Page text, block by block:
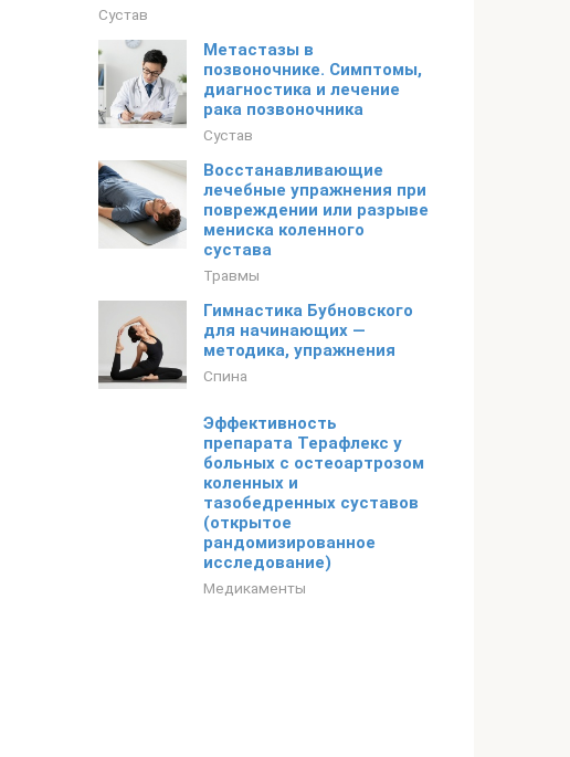
Сустав
Метастазы в
позвоночнике. Симптомы,
диагностика и лечение
рака позвоночника
Сустав
Восстанавливающие
лечебные упражнения при
повреждении или разрыве
мениска коленного
сустава
Травмы
Гимнастика Бубновского
для начинающих —
методика, упражнения
Спина
Эффективность
препарата Терафлекс у
больных с остеоартрозом
коленных и
тазобедренных суставов
(открытое
рандомизированное
исследование)
Медикаменты